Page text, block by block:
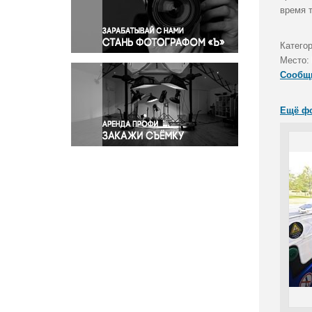
Правосудие
Происшествия и конфликты
Религия
Светская жизнь
Спорт
Экология
Экономика и бизнес
время
Место:
Ещё